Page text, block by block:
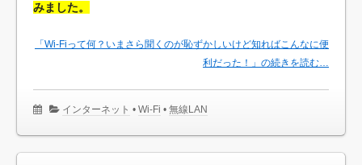
みました。
「Wi-Fiって何？いまさら聞くのが恥ずかしいけど知ればこんなに便
利だった！」の続きを読む…
インターネット •Wi-Fi •無線LAN